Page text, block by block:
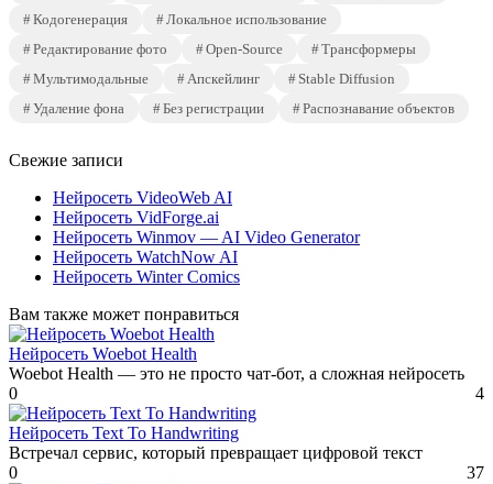
Кодогенерация
Локальное использование
Редактирование фото
Open-Source
Трансформеры
Мультимодальные
Апскейлинг
Stable Diffusion
Удаление фона
Без регистрации Распознавание объектов
Свежие записи
Нейросеть VideoWeb AI
Нейросеть VidForge.ai
Нейросеть Winmov — AI Video Generator
Нейросеть WatchNow AI
Нейросеть Winter Comics
Вам также может понравиться
Нейросеть Woebot Health
Woebot Health — это не просто чат-бот, а сложная нейросеть
0
4
Нейросеть Text To Handwriting
Встречал сервис, который превращает цифровой текст
0
37